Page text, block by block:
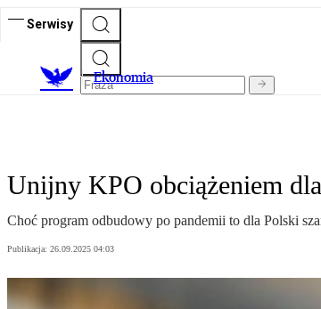
Serwisy
Ekonomia
Unijny KPO obciążeniem
Choć program odbudowy po pandemii to dla Polski
Publikacja: 26.09.2025 04:03